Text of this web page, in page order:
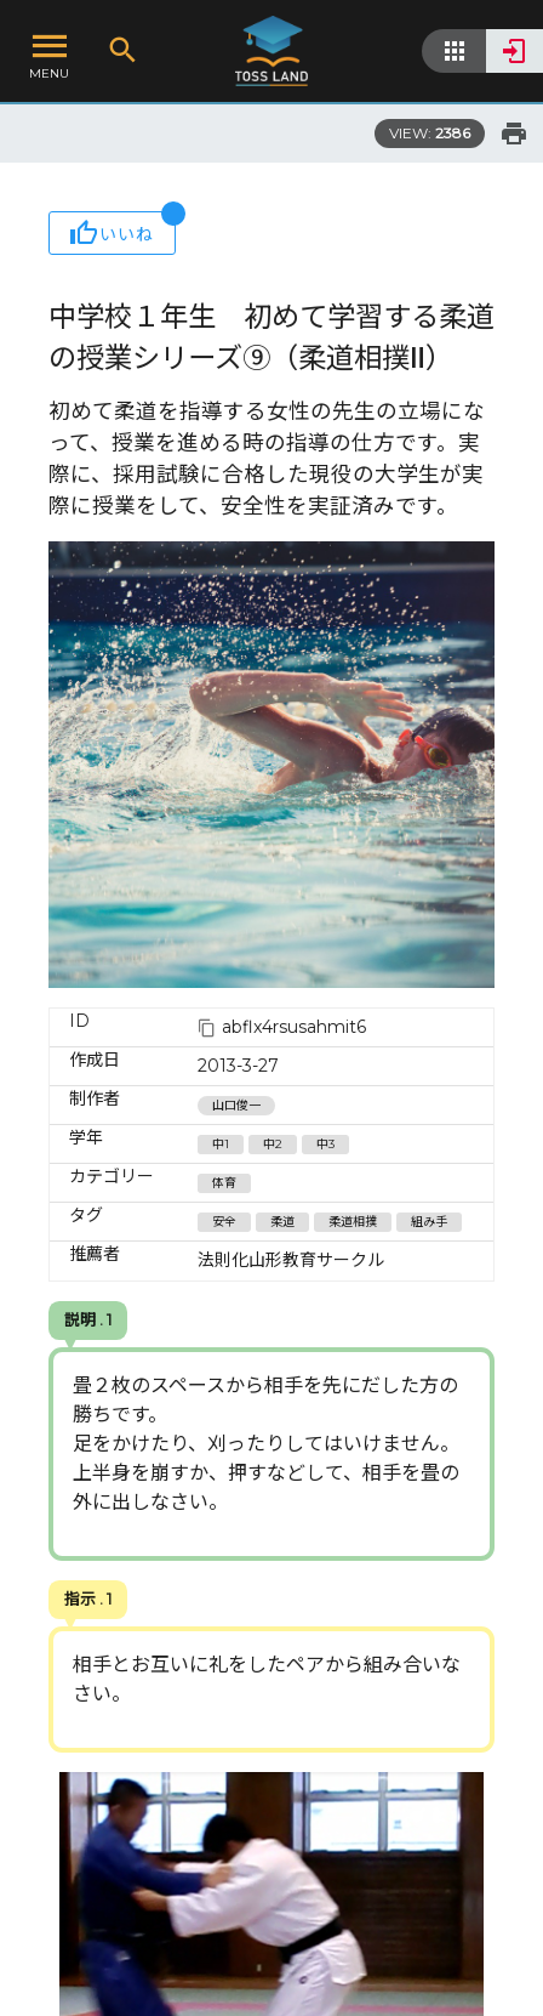
MENU
VIEW: 2386
いいね
中学校１年生 初めて学習する柔道
の授業シリーズ⑨（柔道相撲Ⅱ）
初めて柔道を指導する女性の先生の立場にな
って、授業を進める時の指導の仕方です。実
際に、採用試験に合格した現役の大学生が実
際に授業をして、安全性を実証済みです。
ID
abflx4rsusahmit6
作成日
2013-3-27
制作者
山口俊一
学年 中1 中2 中3
カテゴリー 体育
タグ 安全 柔道 柔道相撲 組み手
推薦者 法則化山形教育サークル
説明 . 1
畳２枚のスペースから相手を先にだした方の
勝ちです。
足をかけたり、刈ったりしてはいけません。
上半身を崩すか、押すなどして、相手を畳の
外に出しなさい。
指示 . 1
相手とお互いに礼をしたペアから組み合いな
さい。